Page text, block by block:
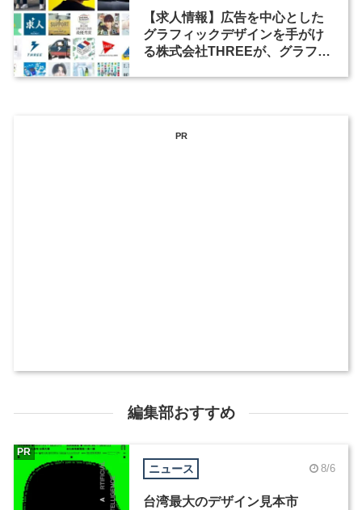
【求人情報】広告を中心とした
グラフィックデザインを手がけ
る株式会社THREEが、グラフィ
PR
編集部おすすめ
ニュース 8/6
台湾最大のデザイン見本市
PR